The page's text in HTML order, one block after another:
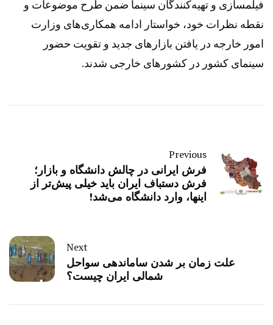
فیلمسازی و تهیه‌کنندگان سینما ضمن طرح موضوعات و‌
نقطه نظرات خود، خواستار ادامه همکاری‌های وزارت
امور خارجه در یافتن بازارهای جدید و تقویت حضور
سینمای کشور در کشورهای خارجی شدند.
Previous
فرش ایرانی در چالش دانشگاه و بازار؛
فرش دستباف ایران باید خیلی پیش‌تر از
اینها، وارد دانشگاه می‌شد!
Next
علت زمان بر شدن ساماندهی سواحل
شمالی ایران چیست؟